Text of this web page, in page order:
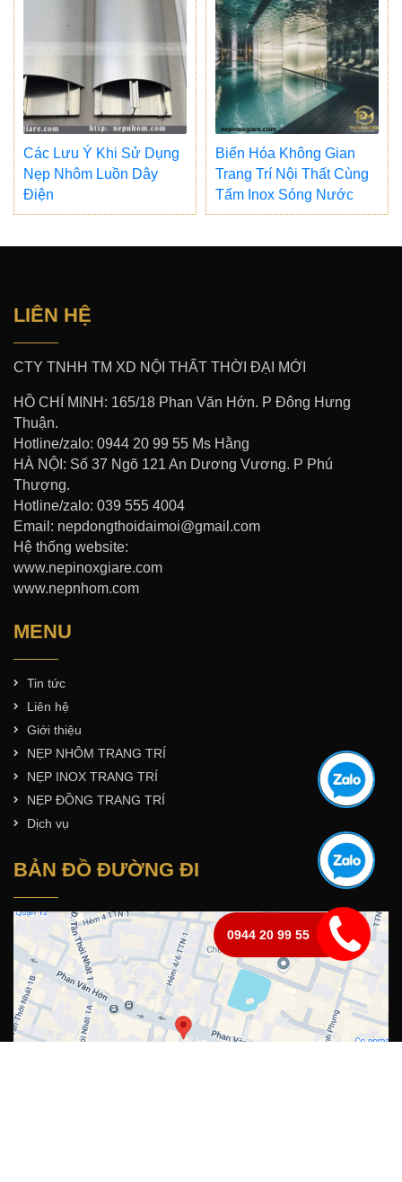
Các Lưu Ý Khi Sử Dụng
Nẹp Nhôm Luồn Dây
Điện
Biến Hóa Không Gian
Trang Trí Nội Thất Cùng
Tấm Inox Sóng Nước
LIÊN HỆ
CTY TNHH TM XD NỘI THẤT THỜI ĐẠI MỚI
HỒ CHÍ MINH: 165/18 Phan Văn Hớn. P Đông Hưng
Thuận.
Hotline/zalo: 0944 20 99 55 Ms Hằng
HÀ NỘI: Số 37 Ngõ 121 An Dương Vương. P Phú
Thượng.
Hotline/zalo: 039 555 4004
Email: nepdongthoidaimoi@gmail.com
Hệ thống website:
www.nepinoxgiare.com
www.nepnhom.com
MENU
Tin tức
Liên hệ
Giới thiệu
NẸP NHÔM TRANG TRÍ
NẸP INOX TRANG TRÍ
NẸP ĐỒNG TRANG TRÍ
Dịch vụ
BẢN ĐỒ ĐƯỜNG ĐI
0944 20 99 55